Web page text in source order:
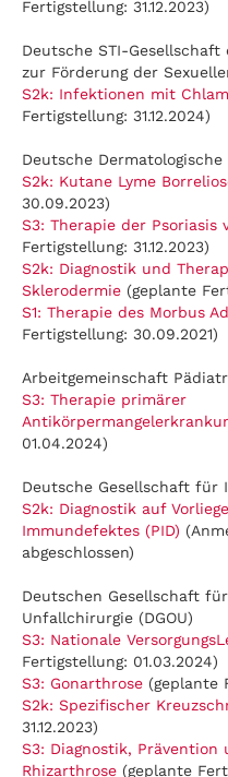
Fertigstellung: 31.12.2023)
Deutsche STI-Gesellschaft
zur Förderung der
S2k: Infektionen mit
Fertigstellung: 31.12.2024)
Deutsche Dermatologische
S2k: Kutane Lyme
30.09.2023)
S3: Therapie der Psoriasis
Fertigstellung: 31.12.2023)
S2k: Diagnostik und
Sklerodermie (geplante
S1: Therapie des Morbus
Fertigstellung: 30.09.2021)
Arbeitgemeinschaft
S3: Therapie primärer
01.04.2024)
Deutsche Gesellschaft für
S2k: Diagnostik auf
Immundefektes (PID)
abgeschlossen)
Deutschen Gesellschaft
Unfallchirurgie (DGOU)
S3: Nationale
Fertigstellung: 01.03.2024)
S3: Gonarthrose (geplante
S2k: Spezifischer
31.12.2023)
S3: Diagnostik, Prävention
Rhizarthrose (geplante